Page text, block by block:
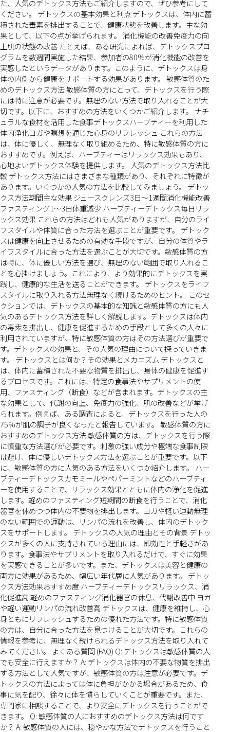
た、人気のデトックス方法もご紹介しますので、ぜひ参考にして
ください。 デトックスの基本効果と利点 デトックスは、体内に蓄
積された毒素を排出することで、健康状態を改善します。主な効
果として、以下の点が挙げられます。 消化機能の改善免疫力の向
上肌の状態の改善 たとえば、ある研究によれば、デトックスプロ
グラムを数週間実施した結果、参加者の80%が消化機能の改善を
実感したというデータがあります。このように、デトックスは身
体の内側から健康をサポートする効果があります。 敏感体質のた
めのデトックス方法 敏感体質の方にとって、デトックスを行う際
には特に注意が必要です。無理のない方法で取り入れることが大
切です。以下に、おすすめの方法をいくつかご紹介します。 ナチ
ュラルな食材を活用した食事デトックスハーブティーを利用した
体内浄化ヨガや瞑想を通じた心身のリフレッシュ これらの方法
は、体に優しく、無理なく取り組めるため、特に敏感体質の方に
おすすめです。例えば、ハーブティーはリラックス効果もあり、
心地よいデトックス体験を提供します。 人気のデトックス方法比
較 デトックス方法にはさまざまな種類があり、それぞれに特徴が
あります。いくつかの人気の方法を比較してみましょう。 デトッ
クス方法期間主な効果 ジュースクレンズ3日〜1週間消化機能改善
ファスティング1〜3日体重減少 ハーブティーデトックス毎日リラ
ックス効果 これらの方法はどれも人気がありますが、自分のライ
フスタイルや体質に合った方法を選ぶことが重要です。 デトック
スは健康を向上させるための有効な手段ですが、自分の体質やラ
イフスタイルに合った方法を選ぶことが大切です。敏感体質の方
は特に、体に優しい方法を選び、無理のない範囲で取り入れるこ
とを心掛けましょう。これにより、より効果的にデトックスを実
践し、健康的な生活を送ることができます。 デトックスをライフ
スタイルに取り入れる方法無理なく続けるためのヒント。 このセ
クションでは、デトックスの基本的な知識と敏感体質の方にも人
気のあるデトックス方法を詳しく解説します。デトックスは体内
の毒素を排出し、健康を促進するための手段として多くの人々に
利用されていますが、特に敏感体質の方はその方法選びが重要で
す。デトックスの効果と、その人気の理由について探っていきま
す。 デトックスとは何か？その効果とメカニズム デトックスと
は、体内に蓄積された不要な物質を排出し、身体の健康を促進す
るプロセスです。これには、特定の食事法やサプリメントの使
用、ファスティング（断食）などが含まれます。デトックスの主
な効果として、代謝の向上、免疫力の強化、肌の改善などが挙げ
られます。例えば、ある調査によると、デトックスを行った人の
75%が肌の調子が良くなったと報告しています。 敏感体質の方に
おすすめのデトックス方法 敏感体質の方は、デトックスを行う際
に慎重な方法選びが必要です。刺激の強い成分や極端な食事制限
は避け、体に優しいデトックス方法を選ぶことが重要です。以下
に、敏感体質の方に人気のある方法をいくつか紹介します。 ハー
ブティーデトックスカモミールやペパーミントなどのハーブティ
ーを使用することで、リラックス効果とともに体内の浄化を促進
します。軽めのファスティング短期間の断食を行うことで、消化
器官を休めつつ体内の不要物を排出します。ヨガや軽い運動無理
のない範囲での運動は、リンパの流れを改善し、体内のデトック
スをサポートします。 デトックスの人気の理由とその背景 デトッ
クスが多くの人に支持されている理由には、即効性と手軽さがあ
ります。食事法やサプリメントを取り入れるだけで、すぐに効果
を実感できることが多いです。また、デトックスは美容と健康の
両方に効果があるため、幅広い年代層に人気があります。 デトッ
クス方法効果おすすめ度 ハーブティーデトックスリラックス、消
化促進高 軽めのファスティング消化器官の休息、代謝改善中 ヨガ
や軽い運動リンパの流れ改善高 デトックスは、健康を維持し、心
身ともにリフレッシュするための優れた方法です。特に敏感体質
の方は、自分に合った方法を見つけることが大切です。これらの
情報を参考に、無理なく続けられるデトックス方法を取り入れて
みてください。 よくある質問 (FAQ) Q: デトックスは敏感体質の人
でも安全に行えますか？ A: デトックスは体内の不要な物質を排出
する方法として人気ですが、敏感体質の方は注意が必要です。デ
トックスの方法によっては体に負担がかかる場合があるため、食
事に気を配り、徐々に体を慣らしていくことが重要です。また、
専門家に相談することで、より安全にデトックスを行うことがで
きます。 Q: 敏感体質の人におすすめのデトックス方法は何です
か？ A: 敏感体質の人には、穏やかな方法でデトックスを行うこと